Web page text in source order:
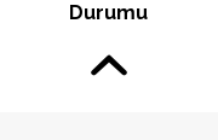
Durumu